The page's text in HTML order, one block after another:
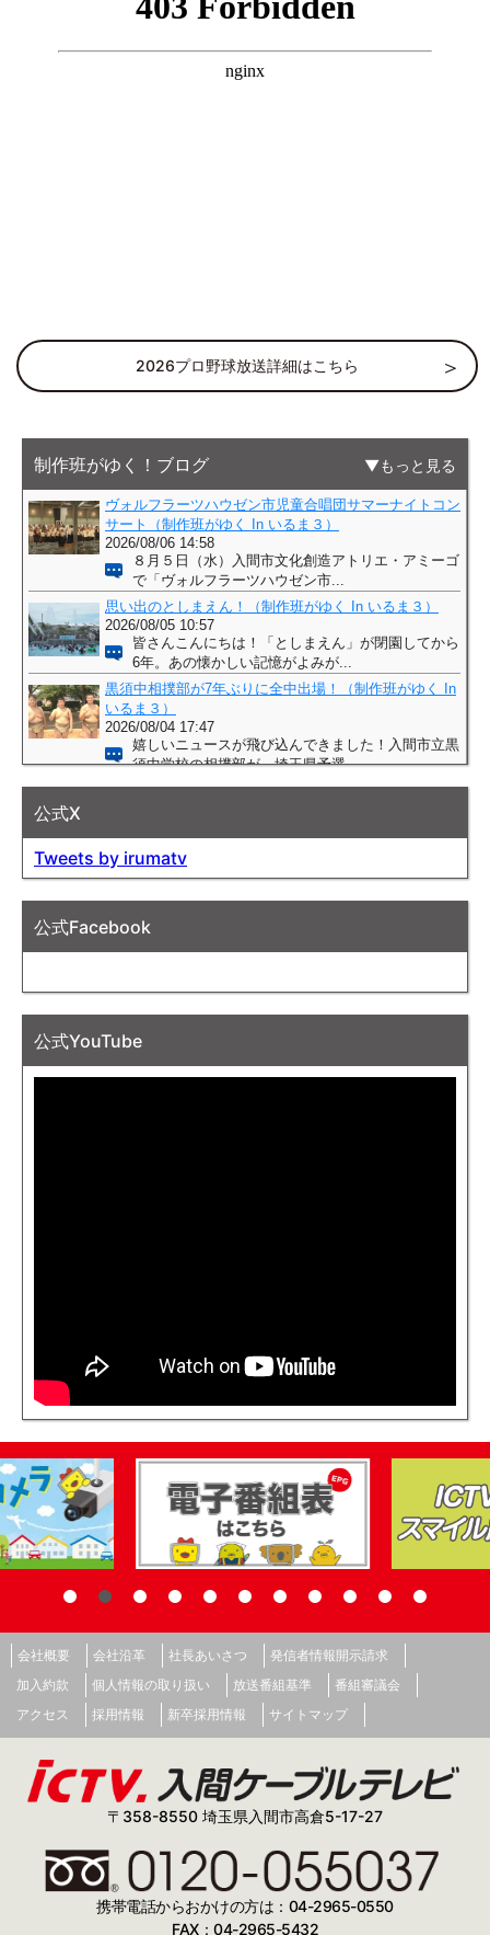
2026プロ野球放送詳細はこちら
制作班がゆく！ブログ もっと見る
公式X
Tweets by irumatv
公式Facebook
公式YouTube
会社概要 会社沿革 社長あいさつ
発信者情報開示請求
加入約款
個人情報の取り扱い 放送番組基準
番組審議会
アクセス
採用情報 新卒採用情報 サイトマップ
〒358-8550 埼玉県入間市高倉5-17-27
携帯電話からおかけの方は：04-2965-0550
FAX：04-2965-5432